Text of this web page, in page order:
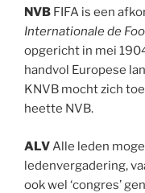
NVB FIFA is een
Internationale de
opgericht in mei
handvol Europese
KNVB mocht zich
heette NVB.
ALVAlle leden
ledenvergadering,
ook wel ‘congres’